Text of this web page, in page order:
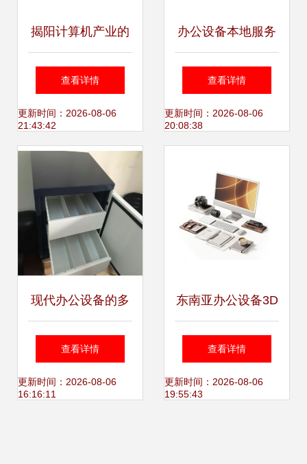
揭阳计算机产业的
崛起 挑战与机遇并
存
查看详情
更新时间：2026-08-06
21:43:42
办公设备本地服务
红桥、南开、西青
上门维修复印机与
查看详情
更新时间：2026-08-06
20:08:38
现代办公设备的多
功能化趋势与产品
信息解析
查看详情
更新时间：2026-08-06
16:16:11
东南亚办公设备3D
模型 付费与免费的
完美选择
查看详情
更新时间：2026-08-06
19:55:43